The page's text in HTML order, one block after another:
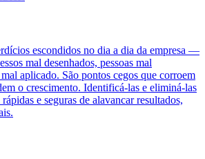
escondidos no dia a dia da empresa —
mal desenhados, pessoas mal
aplicado. São pontos cegos que corroem
o crescimento. Identificá-las e eliminá-las
e seguras de alavancar resultados,